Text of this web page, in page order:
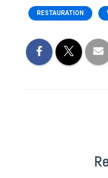
RESTAURATION